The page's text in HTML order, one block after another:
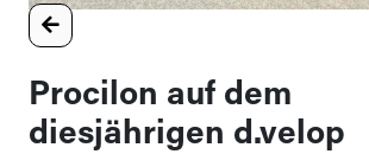
Procilon auf dem
diesjährigen d.velop